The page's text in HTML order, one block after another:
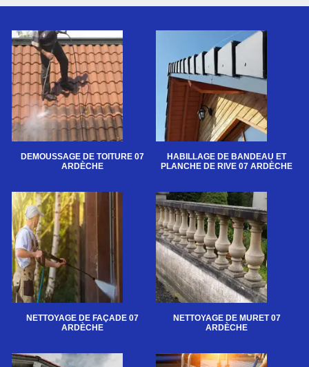
DEMOUSSAGE DE TOITURE 07
ARDÈCHE
HABILLAGE DE BANDEAU ET
PLANCHE DE RIVE 07 ARDÈCHE
NETTOYAGE DE FAÇADE 07
ARDÈCHE
NETTOYAGE DE MURET 07
ARDÈCHE